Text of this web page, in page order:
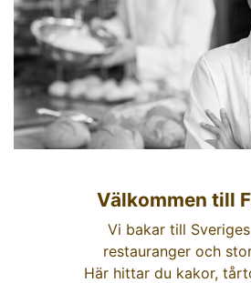
Välkommen till
Vi bakar till
restauranger och
Här hittar du kakor,